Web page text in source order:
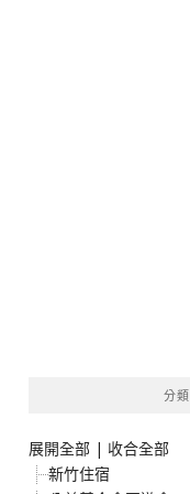
分類
展開全部 | 收合全部
新竹住宿